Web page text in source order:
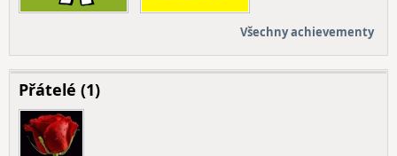
Všechny achievementy
Přátelé (1)